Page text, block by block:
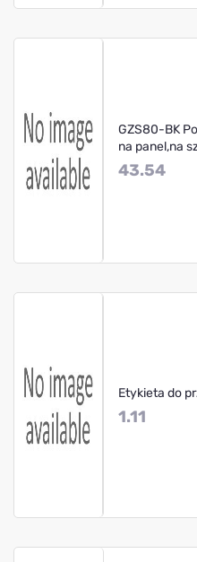
GZS80-BK
na panel,na
43.54
Etykieta do
1.11